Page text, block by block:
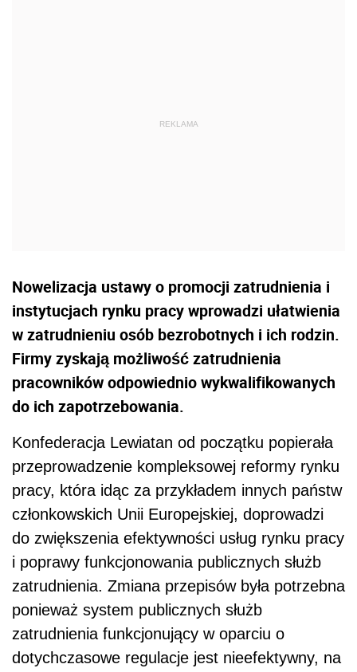
Nowelizacja ustawy o promocji zatrudnienia i
instytucjach rynku pracy wprowadzi ułatwienia
w zatrudnieniu osób bezrobotnych i ich rodzin.
Firmy zyskają możliwość zatrudnienia
pracowników odpowiednio wykwalifikowanych
do ich zapotrzebowania.
Konfederacja Lewiatan od początku popierała
przeprowadzenie kompleksowej reformy rynku
pracy, która idąc za przykładem innych państw
członkowskich Unii Europejskiej, doprowadzi
do zwiększenia efektywności usług rynku pracy
i poprawy funkcjonowania publicznych służb
zatrudnienia. Zmiana przepisów była potrzebna
ponieważ system publicznych służb
zatrudnienia funkcjonujący w oparciu o
dotychczasowe regulacje jest nieefektywny, na